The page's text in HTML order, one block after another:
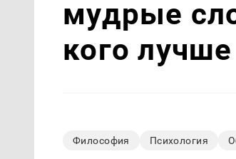
мудрые
кого
Философия Психология